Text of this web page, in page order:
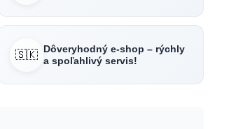
🇸🇰 Dôveryhodný e-shop – rýchly
a spoľahlivý servis!